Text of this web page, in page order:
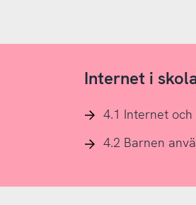
Internet i
4.1 Internet
4.2 Barnen